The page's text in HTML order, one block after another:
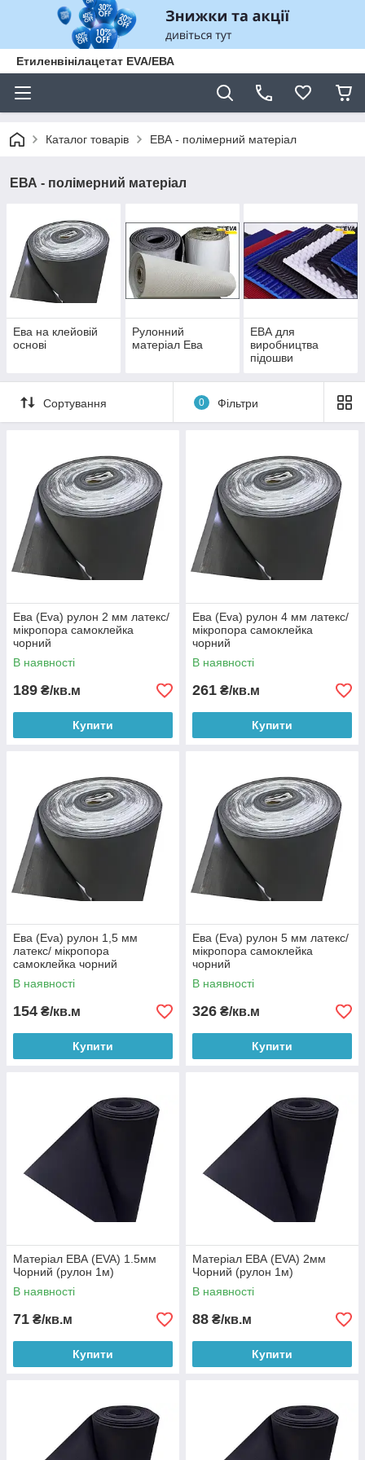
Етиленвінілацетат EVA/ЕВА
Каталог товарів ЕВА - полімерний матеріал
ЕВА - полімерний матеріал
Ева на клейовій
основі
Рулонний
матеріал Ева
ЕВА для
виробництва
підошви
Сортування 0 Фільтри
Ева (Eva) рулон 2 мм латекс/
мікропора самоклейка
чорний
В наявності
189 ₴/кв.м
Купити
Ева (Eva) рулон 4 мм латекс/
мікропора самоклейка
чорний
В наявності
261 ₴/кв.м
Купити
Ева (Eva) рулон 1,5 мм
латекс/ мікропора
самоклейка чорний
В наявності
154 ₴/кв.м
Купити
Ева (Eva) рулон 5 мм латекс/
мікропора самоклейка
чорний
В наявності
326 ₴/кв.м
Купити
Матеріал ЕВА (EVA) 1.5мм
Чорний (рулон 1м)
В наявності
71 ₴/кв.м
Купити
Матеріал ЕВА (EVA) 2мм
Чорний (рулон 1м)
В наявності
88 ₴/кв.м
Купити